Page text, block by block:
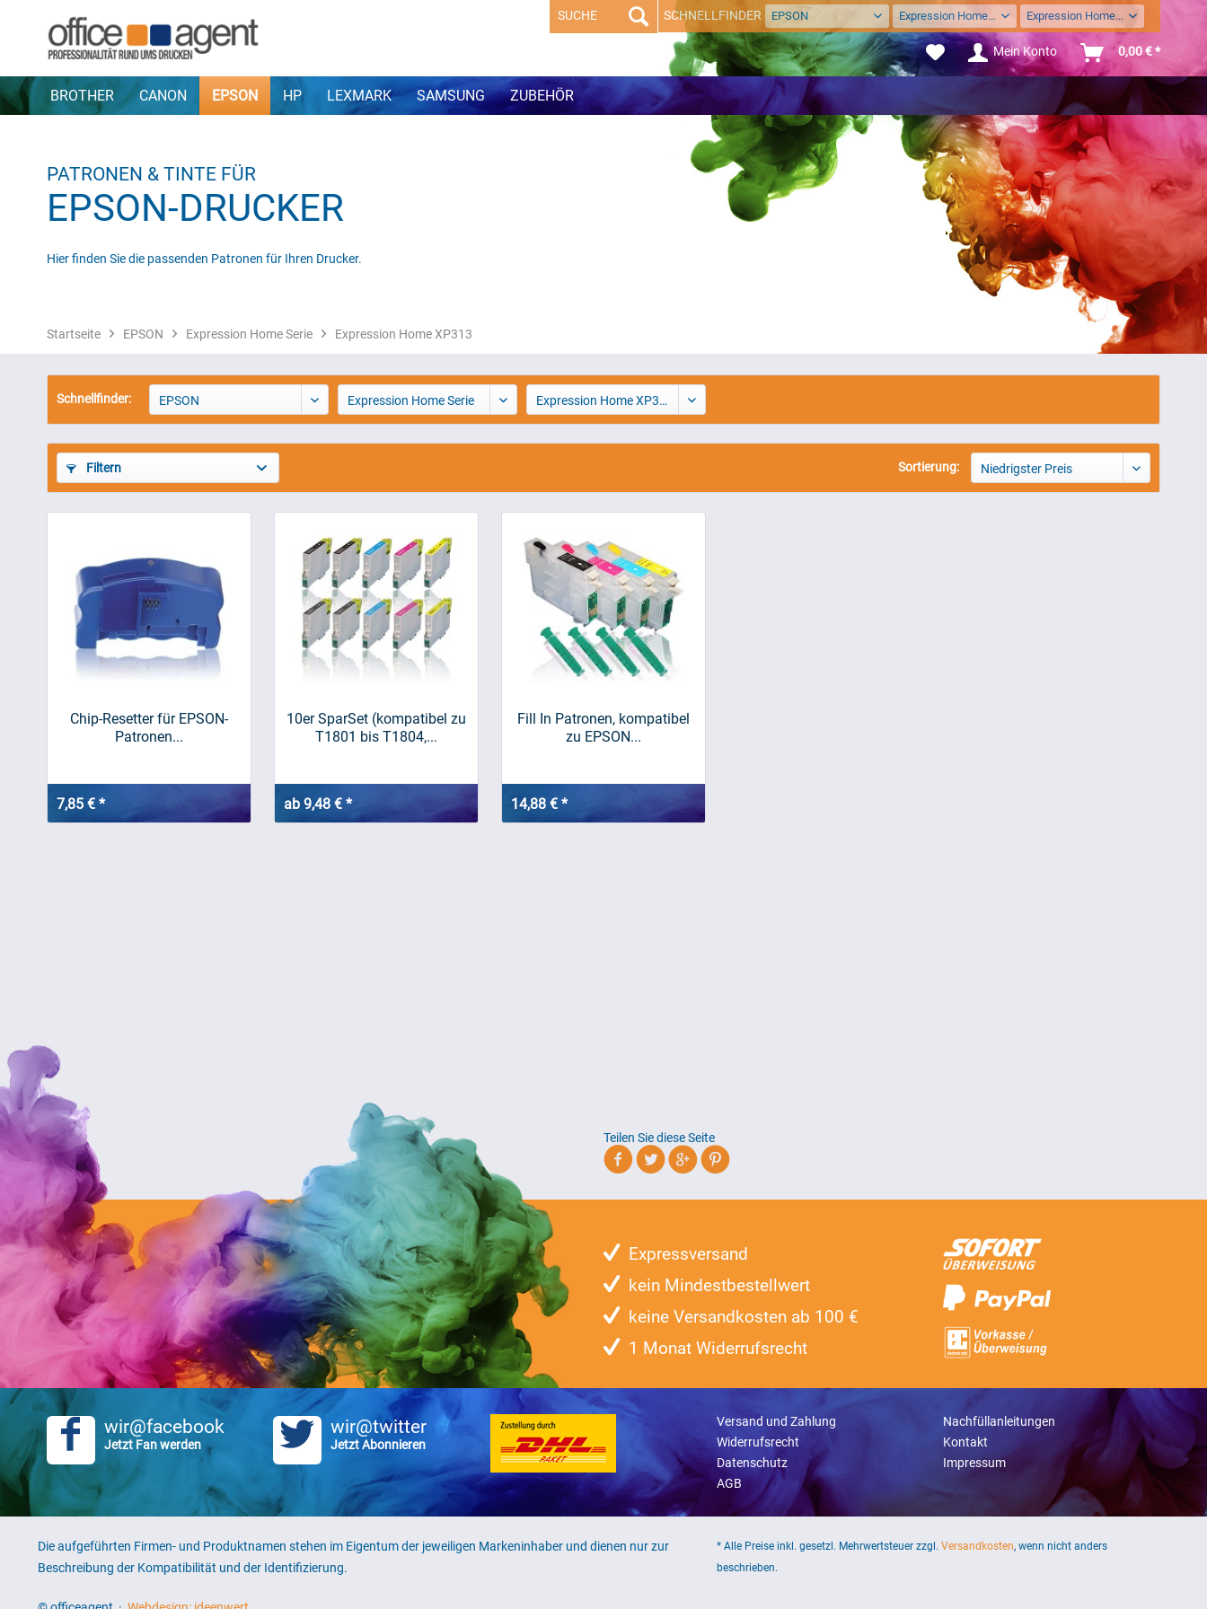
SCHNELLFINDER EPSON Expression Home Serie Expression Home XP313
Mein Konto 0,00 € *
BROTHER CANON EPSON HP LEXMARK SAMSUNG ZUBEHÖR
PATRONEN & TINTE FÜR
EPSON-DRUCKER
Hier finden Sie die passenden Patronen für Ihren Drucker.
Startseite EPSON Expression Home Serie Expression Home XP313
Schnellfinder: EPSON Expression Home Serie Expression Home XP313
Filtern Sortierung: Niedrigster Preis
Chip-Resetter für EPSON-
Patronen...
7,85 € *
10er SparSet (kompatibel zu
T1801 bis T1804,...
ab 9,48 € *
Fill In Patronen, kompatibel
zu EPSON...
14,88 € *
Teilen Sie diese Seite
Expressversand
kein Mindestbestellwert
keine Versandkosten ab 100 €
1 Monat Widerrufsrecht
wir@facebook
Jetzt Fan werden
wir@twitter
Jetzt Abonnieren
Versand und Zahlung
Widerrufsrecht
Datenschutz
AGB
Nachfüllanleitungen
Kontakt
Impressum
Die aufgeführten Firmen- und Produktnamen stehen im Eigentum der jeweiligen Markeninhaber und dienen nur zur
Beschreibung der Kompatibilität und der Identifizierung.
* Alle Preise inkl. gesetzl. Mehrwertsteuer zzgl. Versandkosten, wenn nicht anders
beschrieben.